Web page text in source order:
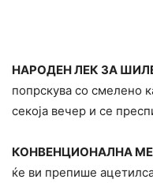
НАРОДЕН ЛЕК ЗА
попрскува со смелено
секоја вечер и се
КОНВЕНЦИОНАЛНА
ќе ви препише